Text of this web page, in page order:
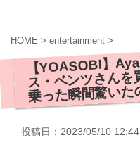
HOME > entertainment >
【YOASOBI】
ス・ベンツさんを
乗った瞬間驚い
投稿日：2023/05/10 12:44